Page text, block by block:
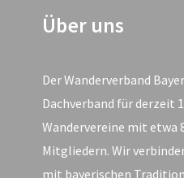
Über uns
Der Wanderverband
Dachverband für derzeit
Wandervereine mit etwa
Mitgliedern. Wir
mit bayerischen